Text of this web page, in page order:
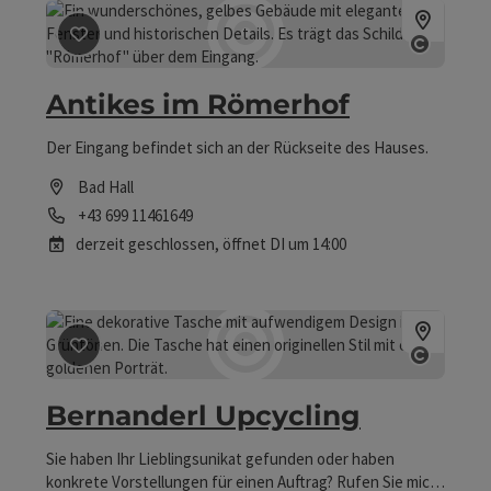
Beitrag merken: Antikes im Römerhof
Antikes im Römerhof
Der Eingang befindet sich an der Rückseite des Hauses.
Bad Hall
Telefon
+43 699 11461649
derzeit geschlossen, öffnet DI um 14:00
Beitrag merken : Bernanderl Upcycling
Bernanderl Upcycling
Sie haben Ihr Lieblingsunikat gefunden oder haben
konkrete Vorstellungen für einen Auftrag? Rufen Sie mich